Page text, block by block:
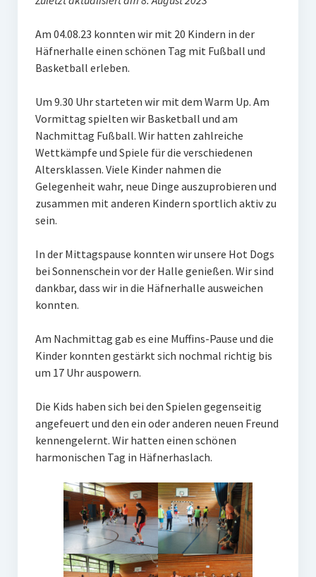
ThaiBo
Kinderturnen
Eltern-Kind-Turnen
Kinderturnen 5 – 7 Jahre
Männerfit
Verein
Mitglied werden
Förderverein
Gaststätte
Anpfiff
Fanshop
Kooperationen
Am 04.08.23 konnten wir mit 20 Kindern in der
Häfnerhalle einen schönen Tag mit Fußball und
Basketball erleben.
Um 9.30 Uhr starteten wir mit dem Warm Up. Am
Vormittag spielten wir Basketball und am
Nachmittag Fußball. Wir hatten zahlreiche
Wettkämpfe und Spiele für die verschiedenen
Altersklassen. Viele Kinder nahmen die
Gelegenheit wahr, neue Dinge auszuprobieren und
zusammen mit anderen Kindern sportlich aktiv zu
sein.
In der Mittagspause konnten wir unsere Hot Dogs
bei Sonnenschein vor der Halle genießen. Wir sind
dankbar, dass wir in die Häfnerhalle ausweichen
konnten.
Am Nachmittag gab es eine Muffins-Pause und die
Kinder konnten gestärkt sich nochmal richtig bis
um 17 Uhr auspowern.
Die Kids haben sich bei den Spielen gegenseitig
angefeuert und den ein oder anderen neuen Freund
kennengelernt. Wir hatten einen schönen
harmonischen Tag in Häfnerhaslach.